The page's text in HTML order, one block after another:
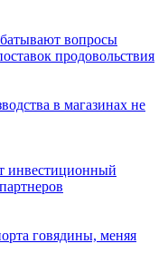
вопросы
продовольствия
в магазинах не
инвестиционный
говядины, меняя